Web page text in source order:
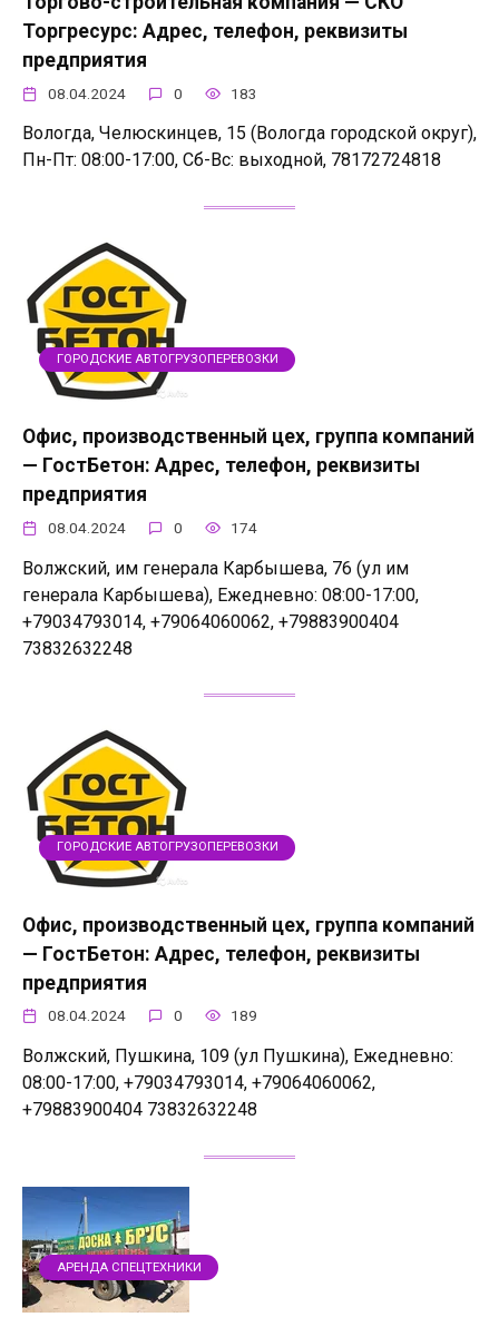
Торгресурс: Адрес, телефон, реквизиты
предприятия
08.04.2024 0 183
Вологда, Челюскинцев, 15 (Вологда городской округ),
Пн-Пт: 08:00-17:00, Сб-Вс: выходной, 78172724818
ГОРОДСКИЕ АВТОГРУЗОПЕРЕВОЗКИ
Офис, производственный цех, группа компаний
— ГостБетон: Адрес, телефон, реквизиты
предприятия
08.04.2024 0 174
Волжский, им генерала Карбышева, 76 (ул им
генерала Карбышева), Ежедневно: 08:00-17:00,
+79034793014, +79064060062, +79883900404
73832632248
ГОРОДСКИЕ АВТОГРУЗОПЕРЕВОЗКИ
Офис, производственный цех, группа компаний
— ГостБетон: Адрес, телефон, реквизиты
предприятия
08.04.2024 0 189
Волжский, Пушкина, 109 (ул Пушкина), Ежедневно:
08:00-17:00, +79034793014, +79064060062,
+79883900404 73832632248
АРЕНДА СПЕЦТЕХНИКИ